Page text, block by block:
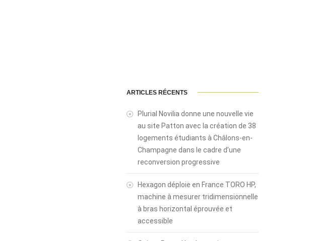
ARTICLES RÉCENTS
Plurial Novilia donne une nouvelle vie
au site Patton avec la création de 38
logements étudiants à Châlons-en-
Champagne dans le cadre d’une
reconversion progressive
Hexagon déploie en France TORO HP,
machine à mesurer tridimensionnelle
à bras horizontal éprouvée et
accessible